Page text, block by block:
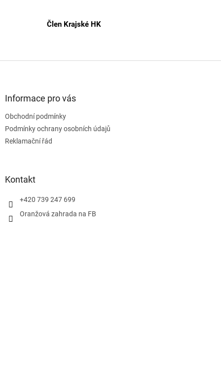
Člen Krajské HK
Informace pro vás
Obchodní podmínky
Podmínky ochrany osobních údajů
Reklamační řád
Kontakt
+420 739 247 699
Oranžová zahrada na FB